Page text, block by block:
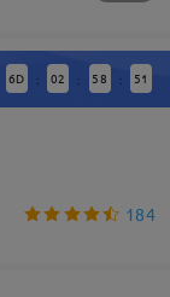
6D : 02 : 58 : 50
184